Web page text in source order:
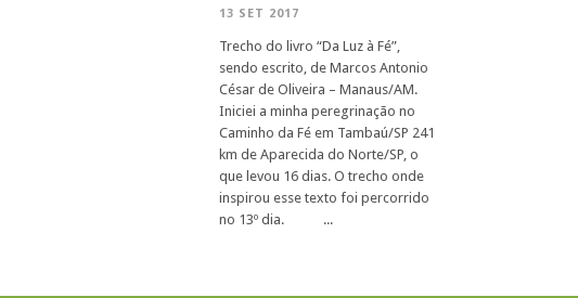
13 SET 2017
Trecho do livro “Da Luz à Fé”,
sendo escrito, de Marcos Antonio
César de Oliveira – Manaus/AM.
Iniciei a minha peregrinação no
Caminho da Fé em Tambaú/SP 241
km de Aparecida do Norte/SP, o
que levou 16 dias. O trecho onde
inspirou esse texto foi percorrido
no 13º dia. ...